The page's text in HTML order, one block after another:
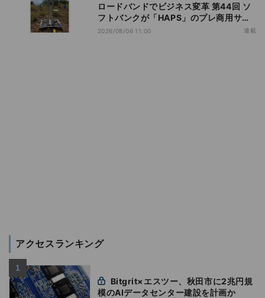
ロードバンドでビジネス変革 第44回 ソ
フトバンクが「HAPS」のプレ商用サー
ビス開始を表明、本格的な商用展開のめ
2026/08/06 11:00 連載
アクセスランキング
模のAIデータセンター建設を計画か